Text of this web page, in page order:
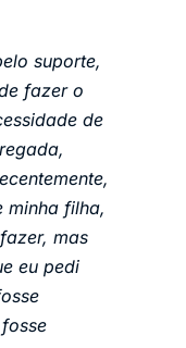
suporte,
fazer o
de
minha filha,
mas
eu pedi